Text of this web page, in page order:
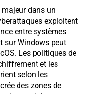
dans un
exploitent
entre systèmes
sur Windows peut
Les politiques de
et les
selon les
des zones de